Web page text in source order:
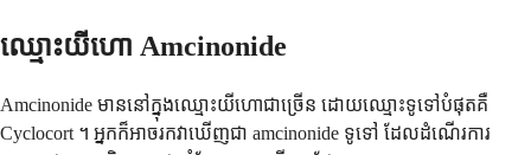
ឈ្មោះយីហោ Amcinonide
Amcinonide មាននៅក្នុងឈ្មោះយីហោជាច្រើន ដោយឈ្មោះទូទៅបំផុតគឺ
Cyclocort ។ អ្នកក៏អាចរកវាឃើញជា amcinonide ទូទៅ ដែលដំណើរការ